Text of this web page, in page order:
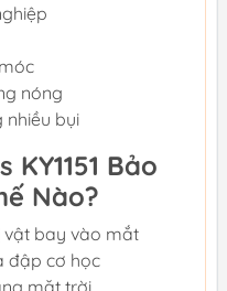
nóng
nhiều bụi
KY1151 Bảo
Nào?
vật bay vào mắt
đập cơ học